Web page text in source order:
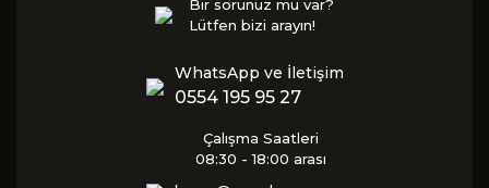
Bir sorunuz mu var?
Lütfen bizi arayın!
WhatsApp ve İletişim
0554 195 95 27
Çalışma Saatleri
08:30 - 18:00 arası